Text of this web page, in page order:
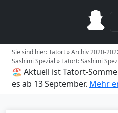
Sie sind hier:Tatort»Archiv 2020-
Sashimi Spezial »Tatort: Sashimi
🏖️ Aktuell ist Tatort-
es ab 13 September. Mehr